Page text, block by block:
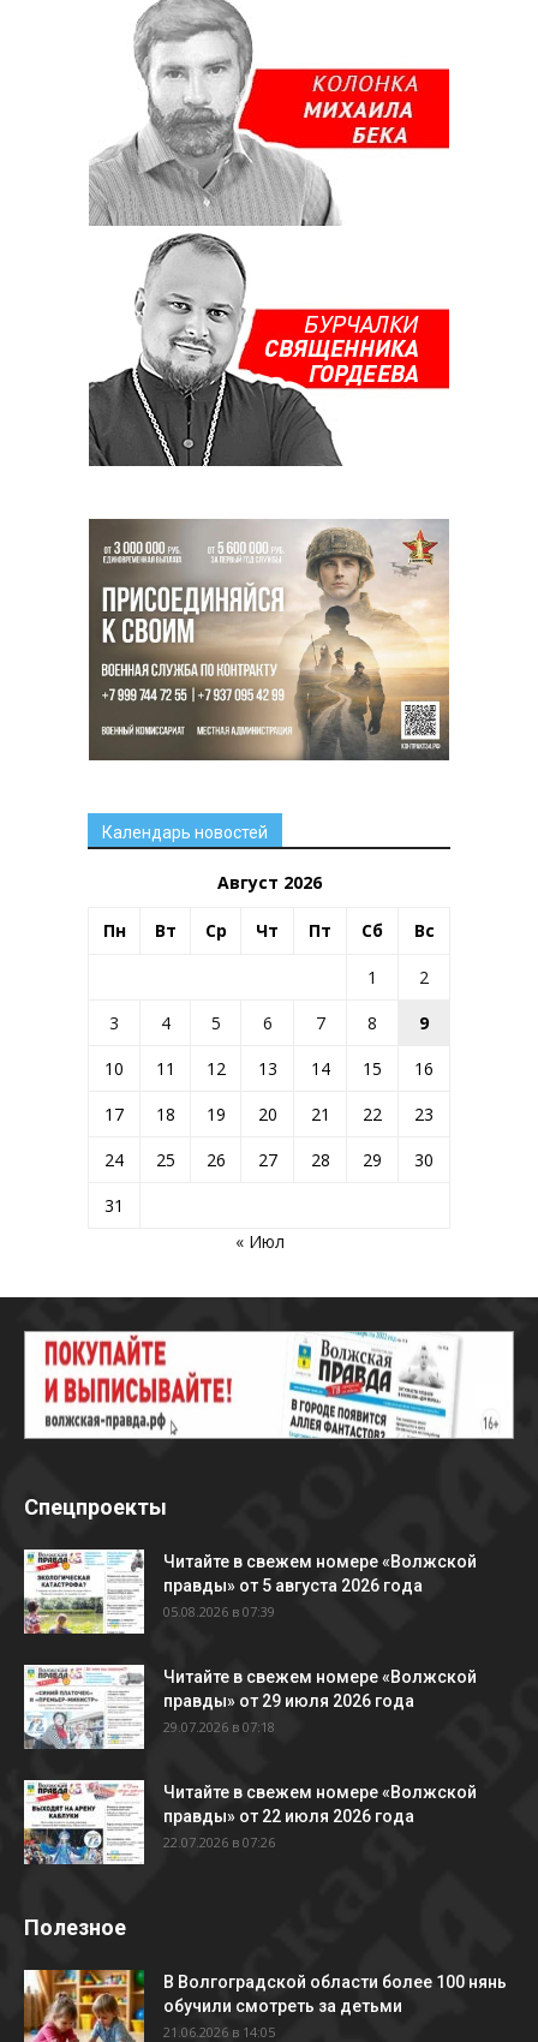
Календарь новостей
Август 2026
Пн Вт Ср Чт Пт Сб Вс
1
2
3
4 5 6 7 8
9
10
11 12 13 14 15
16
17
18 19 20 21 22
23
24
25 26 27 28 29
30
31
« Июл
Спецпроекты
Читайте в свежем номере «Волжской
правды» от 5 августа 2026 года
05.08.2026 в 07:39
Читайте в свежем номере «Волжской
правды» от 29 июля 2026 года
29.07.2026 в 07:18
Читайте в свежем номере «Волжской
правды» от 22 июля 2026 года
22.07.2026 в 07:26
Полезное
В Волгоградской области более 100 нянь
обучили смотреть за детьми
21.06.2026 в 14:05